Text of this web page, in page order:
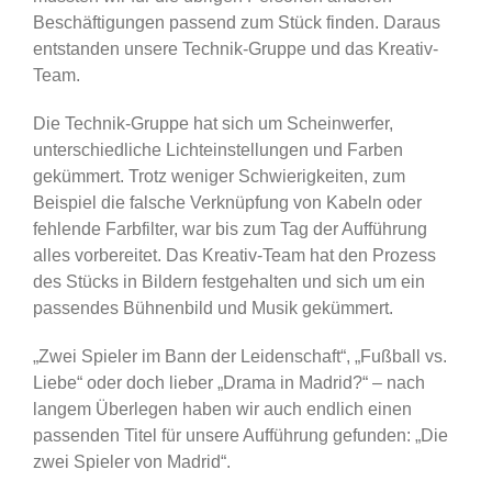
Beschäftigungen passend zum Stück finden. Daraus
entstanden unsere Technik-Gruppe und das Kreativ-
Team.
Die Technik-Gruppe hat sich um Scheinwerfer,
unterschiedliche Lichteinstellungen und Farben
gekümmert. Trotz weniger Schwierigkeiten, zum
Beispiel die falsche Verknüpfung von Kabeln oder
fehlende Farbfilter, war bis zum Tag der Aufführung
alles vorbereitet. Das Kreativ-Team hat den Prozess
des Stücks in Bildern festgehalten und sich um ein
passendes Bühnenbild und Musik gekümmert.
„Zwei Spieler im Bann der Leidenschaft“, „Fußball vs.
Liebe“ oder doch lieber „Drama in Madrid?“ – nach
langem Überlegen haben wir auch endlich einen
passenden Titel für unsere Aufführung gefunden: „Die
zwei Spieler von Madrid“.